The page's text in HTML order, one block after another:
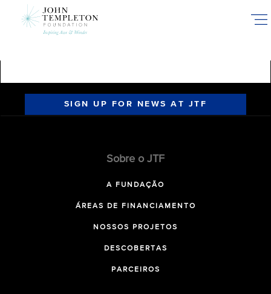
SIGN UP FOR NEWS AT JTF
Sobre o JTF
A FUNDAÇÃO
ÁREAS DE FINANCIAMENTO
NOSSOS PROJETOS
DESCOBERTAS
PARCEIROS